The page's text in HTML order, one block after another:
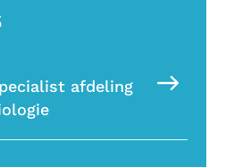
afdeling